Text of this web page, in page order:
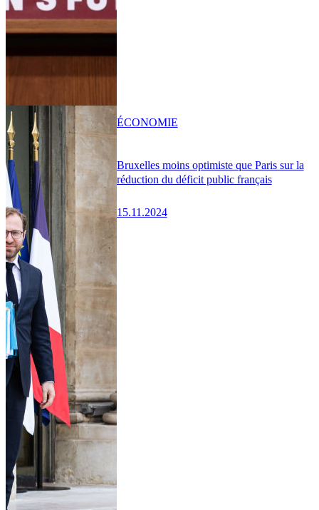
Bruxelles moins optimiste que Paris sur la
réduction du déficit public français
15.11.2024
ÉCONOMIE